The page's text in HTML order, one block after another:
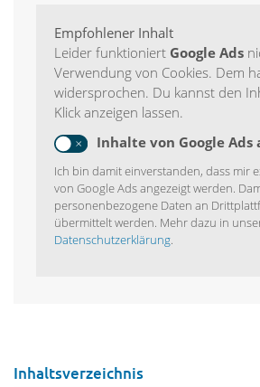
Empfohlener Inhalt
Leider funktioniert Google Ads
Verwendung von Cookies. Dem
widersprochen. Du kannst den
Klick anzeigen lassen.
Inhalte von Google Ads
Ich bin damit einverstanden, dass mir
von Google Ads angezeigt werden.
personenbezogene Daten an
übermittelt werden. Mehr dazu in
Datenschutzerklärung.
Inhaltsverzeichnis